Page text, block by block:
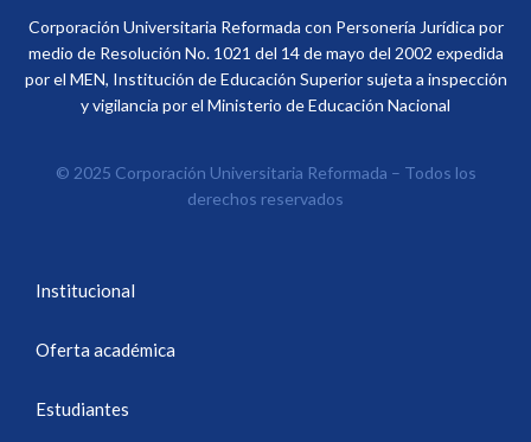
Corporación Universitaria Reformada con Personería Jurídica por
medio de Resolución No. 1021 del 14 de mayo del 2002 expedida
por el MEN, Institución de Educación Superior sujeta a inspección
y vigilancia por el Ministerio de Educación Nacional
© 2025 Corporación Universitaria Reformada – Todos los
derechos reservados
Institucional
Oferta académica
Estudiantes